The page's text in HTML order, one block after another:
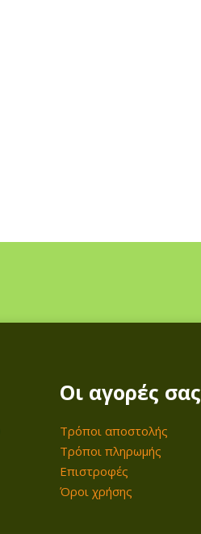
Οι αγορές σας
Τρόποι αποστολής
Τρόποι πληρωμής
Επιστροφές
Όροι χρήσης